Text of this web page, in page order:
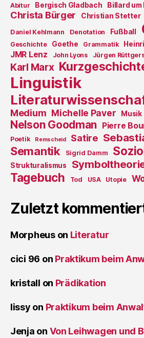
Abitur Bergisch Gladbach Billard um
Christa Bürger Christian Stetter
Daniel Kehlmann Denotation Fußball
Geschichte Goethe Grammatik
JMR Lenz John Lyons Jürgen
Karl Marx
Linguistik
Medium Michelle Paver Musik
Nelson Goodman Pierre
Poetik
Remscheid Satire
Semantik Sigrid Damm
Strukturalismus
Tagebuch Tod USA Utopie
Zuletzt
Morpheuson Literatur
cici 96 on Praktikum beim
kristall on Prädikation
lissy on Praktikum beim
Jenja on Von Leihwagen und